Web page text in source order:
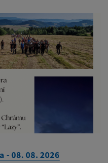
- 08. 08. 2026